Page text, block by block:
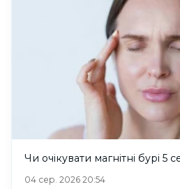
Чи очікувати магнітні бурі 5
04 сер. 2026 20:54